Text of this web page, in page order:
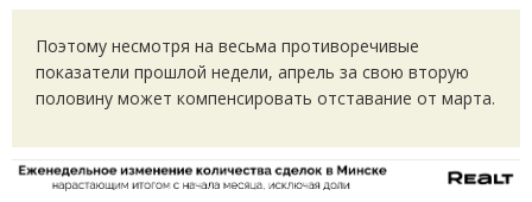
Поэтому несмотря на весьма противоречивые
показатели прошлой недели, апрель за свою вторую
половину может компенсировать отставание от марта.